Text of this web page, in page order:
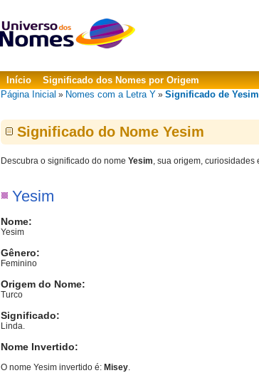
Início
Significado dos Nomes por Origem
Página Inicial » Nomes com a Letra Y » Significado de Yesim
Significado do Nome Yesim
Descubra o significado do nome Yesim, sua origem, curiosidades
Yesim
Nome:
Yesim
Gênero:
Feminino
Origem do Nome:
Turco
Significado:
Linda.
Nome Invertido:
O nome Yesim invertido é: Misey.